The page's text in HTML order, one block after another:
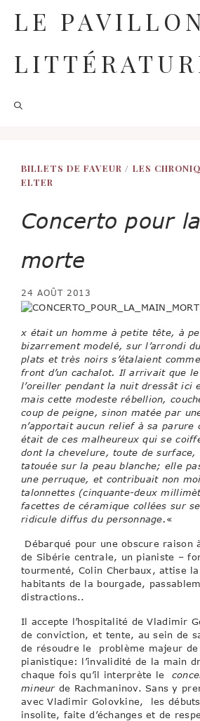
contenu
LE
BILLETS DE FAVEUR / LES
ELTER
Concerto pour
morte
24 AOÛT 2013
x était un homme à petite tête, à
bizarrement modelé, sur l’arrondi
plats et très noirs s’étalaient
front d’un cachalot. Il arrivait que
l’oreiller pendant la nuit dressât ici
mais cette modeste rébellion,
coup de peigne, sinon matée par
n’apportait aucun relief à sa parure
était de ces malheureux qui se
dont la chevelure, toute de surface,
tatouée sur la peau blanche; elle
une perruque, et contribuait non
talonnettes (cinquante-deux
facettes de céramique collées sur
ridicule diffus du personnage.«
Débarqué pour une obscure raison
de Sibérie centrale, un pianiste –
tourmenté, Colin Cherbaux, attise
habitants de la bourgade,
distractions..
Il accepte l’hospitalité de Vladimir
de conviction, et tente, au sein de
de résoudre le problème majeur
pianistique: l’invalidité de la main
chaque fois qu’il interprète le
mineur de Rachmaninov. Sans y
avec Vladimir Golovkine, les
insolite, faite d’échanges et de